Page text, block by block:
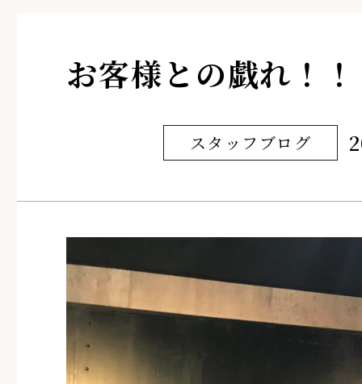
お客様との戯れ！！
スタッフブログ